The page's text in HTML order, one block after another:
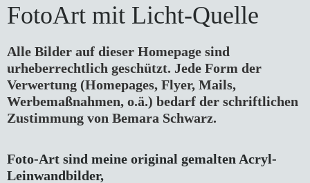
FotoArt mit Licht-Quelle
Alle Bilder auf dieser Homepage sind
urheberrechtlich geschützt. Jede Form der
Verwertung (Homepages, Flyer, Mails,
Werbemaßnahmen, o.ä.) bedarf der schriftlichen
Zustimmung von Bemara Schwarz.
Foto-Art sind meine original gemalten Acryl-
Leinwandbilder,